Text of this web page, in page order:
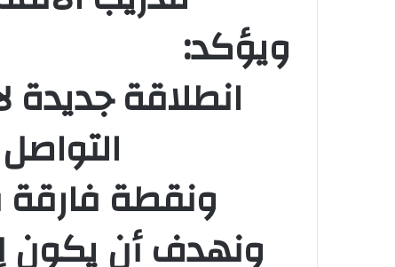
ويؤكد:
انطلاقة جديدة
ونقطة
ونهدف أن يكون